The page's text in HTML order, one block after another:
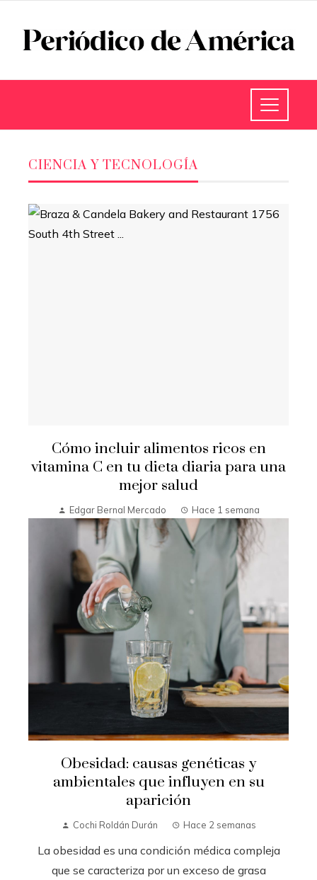
CIENCIA Y TECNOLOGÍA
Cómo incluir alimentos ricos en
vitamina C en tu dieta diaria para una
mejor salud
Edgar Bernal Mercado Hace 1 semana
Obesidad: causas genéticas y
ambientales que influyen en su
aparición
Cochi Roldán Durán Hace 2 semanas
La obesidad es una condición médica compleja
que se caracteriza por un exceso de grasa